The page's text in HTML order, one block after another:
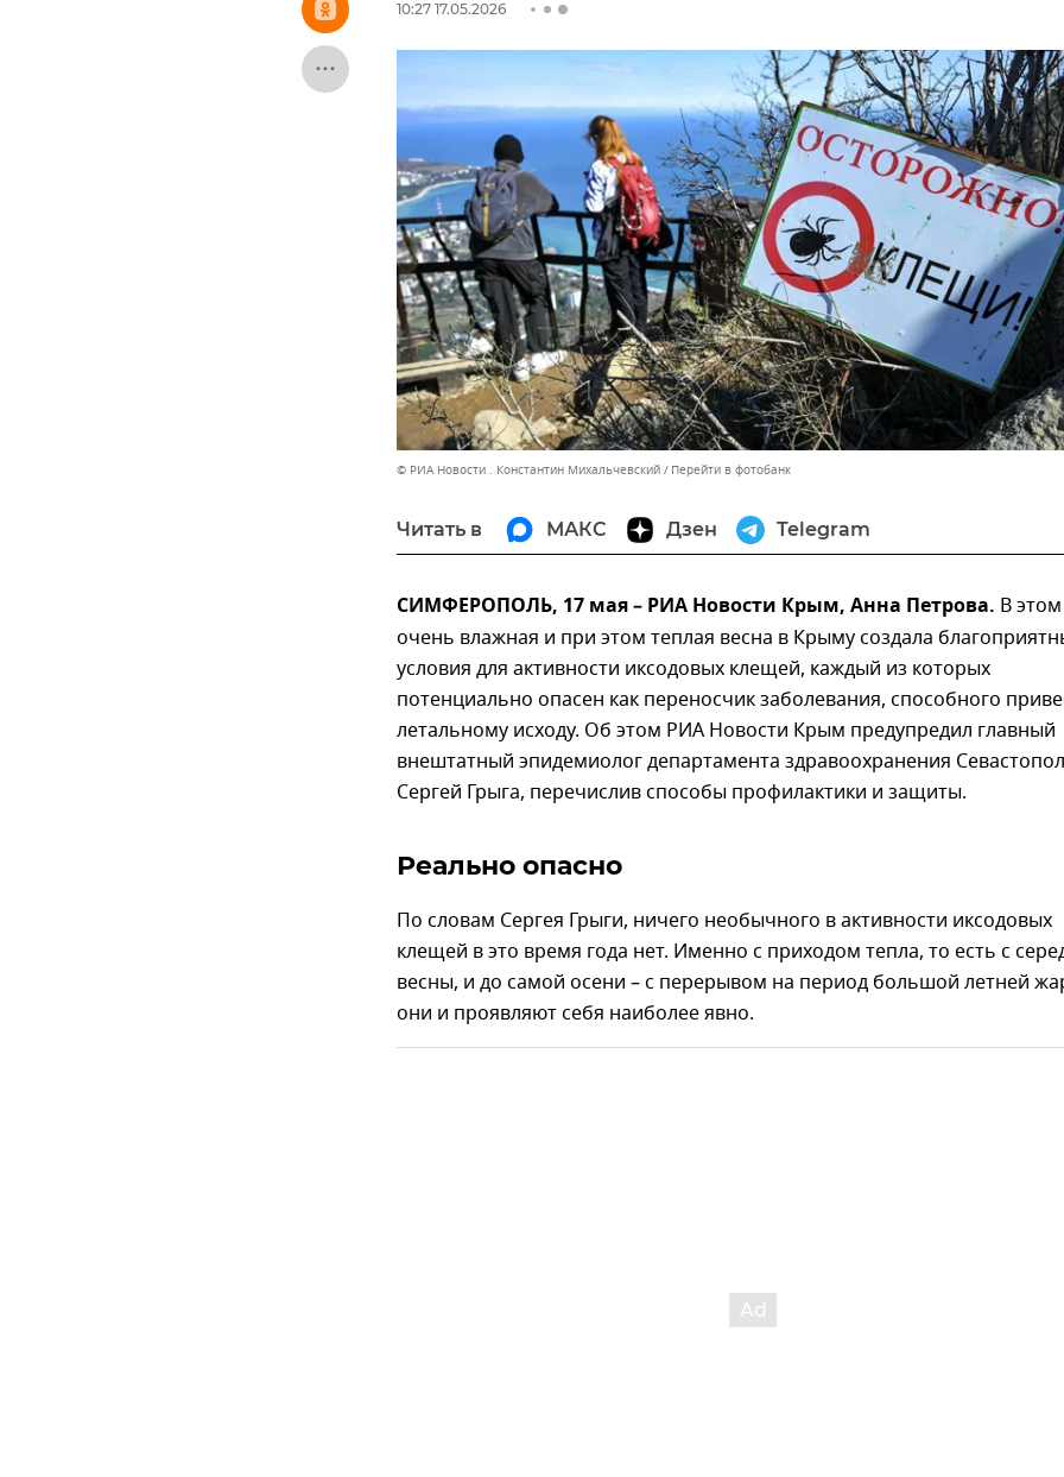
10:27 17.05.2026
© РИА Новости . Константин Михальчевский Перейти в фотобанк
Читать в МАКС Дзен Telegram
СИМФЕРОПОЛЬ, 17 мая – РИА Новости Крым, Анна Петрова. В
очень влажная и при этом теплая весна в Крыму создала
условия для активности иксодовых клещей, каждый из которых
потенциально опасен как переносчик заболевания, способного
летальному исходу. Об этом РИА Новости Крым предупредил главный
внештатный эпидемиолог департамента здравоохранения
Сергей Грыга, перечислив способы профилактики и защиты.
Реально опасно
По словам Сергея Грыги, ничего необычного в активности иксодовых
клещей в это время года нет. Именно с приходом тепла, то есть с
весны, и до самой осени – с перерывом на период большой летней
они и проявляют себя наиболее явно.